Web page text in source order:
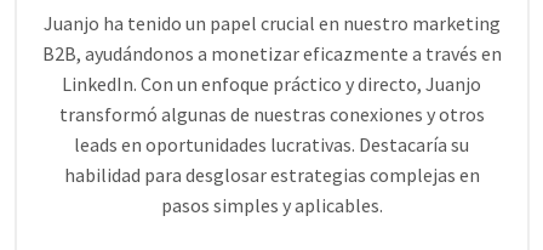
Juanjo ha tenido un papel crucial en nuestro marketing
B2B, ayudándonos a monetizar eficazmente a través en
LinkedIn. Con un enfoque práctico y directo, Juanjo
transformó algunas de nuestras conexiones y otros
leads en oportunidades lucrativas. Destacaría su
habilidad para desglosar estrategias complejas en
pasos simples y aplicables.